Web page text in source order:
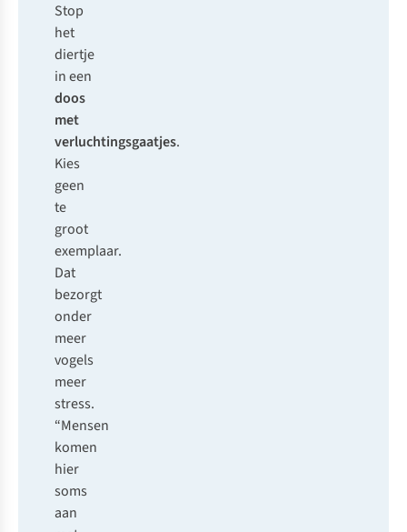
Stop
het
diertje
in een
doos
met
verluchtingsgaatjes.
Kies
geen
te
groot
exemplaar.
Dat
bezorgt
onder
meer
vogels
meer
stress.
“Mensen
komen
hier
soms
aan